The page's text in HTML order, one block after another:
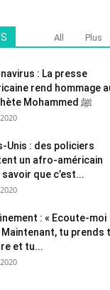
All Plus
: La presse
rend hommage
Prophète Mohammed ﷺ
Unis : des policiers
un afro-américain
que c’est...
: « Ecoute-moi
Maintenant, tu prends
et tu...